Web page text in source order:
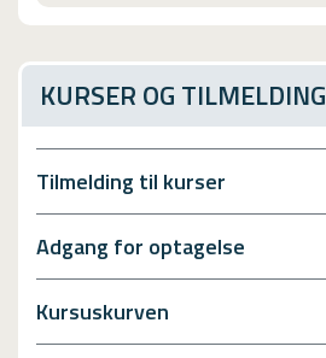
KURSER OG TILMELDING
Tilmelding til kurser
Adgang for optagelse
Kursuskurven